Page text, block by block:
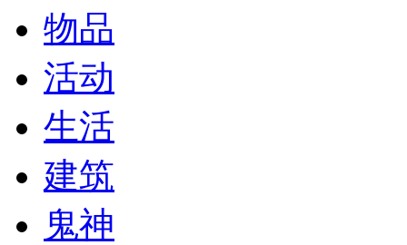
物品
活动
生活
建筑
鬼神